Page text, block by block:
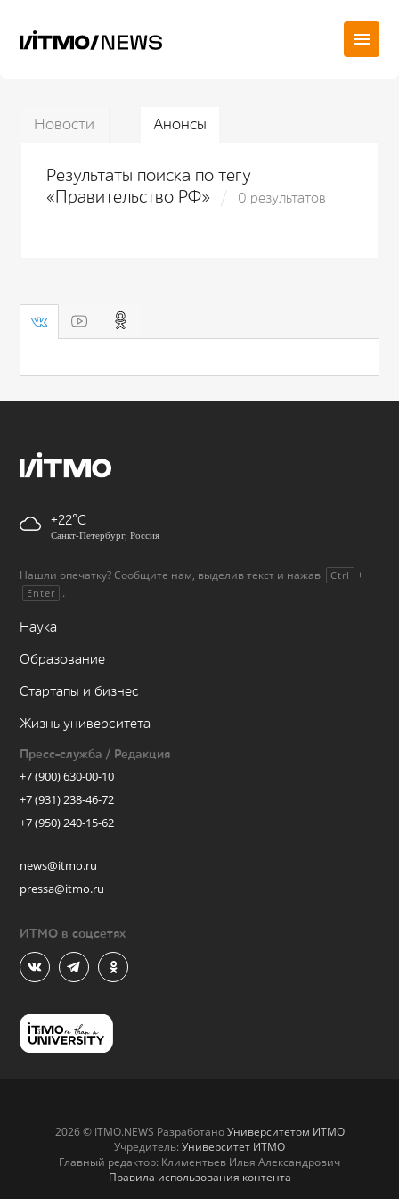
Новости Анонсы
Результаты поиска по тегу
«Правительство РФ»
0 результатов
+22
Санкт-Петербург, Россия
Нашли опечатку? Сообщите нам, выделив текст и нажав Ctrl +
Enter .
Наука
Образование
Стартапы и бизнес
Жизнь университета
Пресс-служба / Редакция
+7 (900) 630-00-10
+7 (931) 238-46-72
+7 (950) 240-15-62
news@itmo.ru
pressa@itmo.ru
ИТМО в соцсетях
2026 © ITMO.NEWS РазработаноУниверситетом ИТМО
Учредитель: Университет ИТМО
Главный редактор: Климентьев Илья Александрович
Правила использования контента